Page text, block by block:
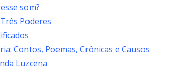
som?
Poderes
Contos, Poemas, Crônicas e Causos
Luzcena